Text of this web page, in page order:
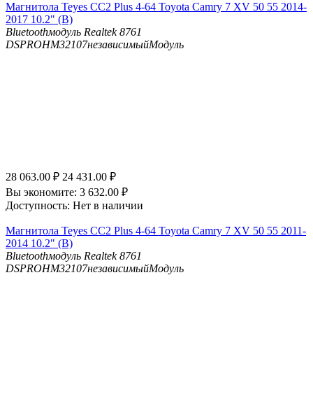
Магнитола Teyes CC2 Plus 4-64 Toyota Camry 7 XV 50 55 2014-
2017 10.2" (B)
Bluetoothмодуль Realtek 8761
DSPROHM32107независимыйМодуль
28 063.00 ₽ 24 431.00 ₽
Вы экономите: 3 632.00 ₽
Доступность: Нет в наличии
Магнитола Teyes CC2 Plus 4-64 Toyota Camry 7 XV 50 55 2011-
2014 10.2" (B)
Bluetoothмодуль Realtek 8761
DSPROHM32107независимыйМодуль